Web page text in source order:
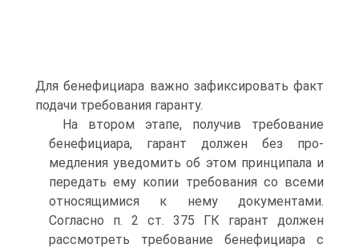
Для бенефициара важно зафиксировать факт
подачи требования гаранту.
На втором этапе, получив требование
бенефициара, гарант должен без про­
медления уведомить об этом принципала и
передать ему копии требования со всеми
относящимися к нему документами.
Согласно п. 2 ст. 375 ГК гарант должен
рассмот­реть требование бенефициара с